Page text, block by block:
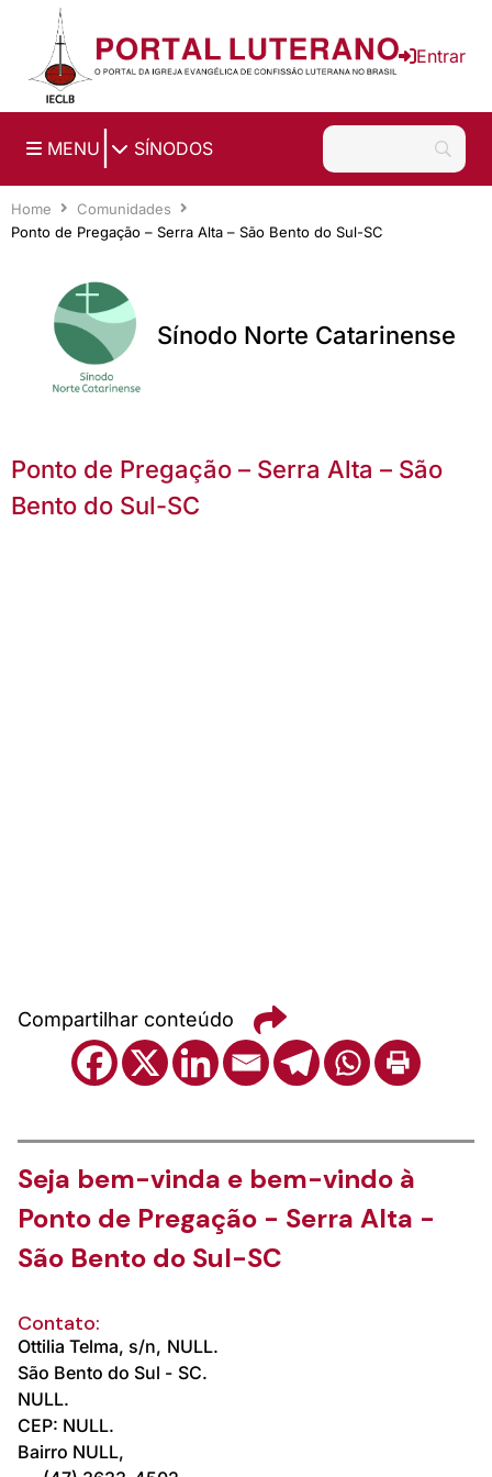
Ir para o conteúdo principal
Entrar
MENU SÍNODOS
Home
Comunidades
Ponto de Pregação – Serra Alta – São Bento do Sul-SC
Sínodo Norte Catarinense
Ponto de Pregação – Serra Alta – São
Bento do Sul-SC
Compartilhar conteúdo
Seja bem-vinda e bem-vindo à
Ponto de Pregação - Serra Alta -
São Bento do Sul-SC
Contato:
Ottilia Telma, s/n, NULL.
São Bento do Sul - SC.
NULL.
CEP: NULL.
Bairro NULL,